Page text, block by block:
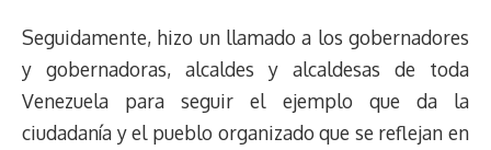
Seguidamente, hizo un llamado a los gobernadores
y gobernadoras, alcaldes y alcaldesas de toda
Venezuela para seguir el ejemplo que da la
ciudadanía y el pueblo organizado que se reflejan en